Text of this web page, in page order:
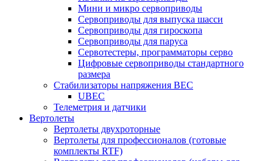
Мини и микро сервоприводы
Сервоприводы для выпуска шасси
Сервоприводы для гироскопа
Сервоприводы для паруса
Сервотестеры, программаторы серво
Цифровые сервоприводы стандартного
размера
Стабилизаторы напряжения BEC
UBEC
Телеметрия и датчики
Вертолеты
Вертолеты двухроторные
Вертолеты для профессионалов (готовые
комплекты RTF)